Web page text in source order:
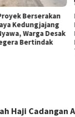
Berserakan
Kedungjajang
Warga Desak
Bertindak
Haji Cadangan